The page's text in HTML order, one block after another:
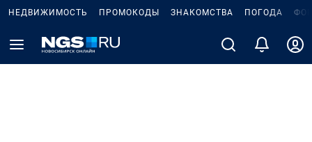
НЕДВИЖИМОСТЬ ПРОМОКОДЫ ЗНАКОМСТВА ПОГОДА